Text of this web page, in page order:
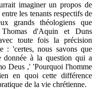
imaginer un propos de
les tenants respectifs de
grands théologiens que
d'Aquin et Duns
toute fois la précision
: 'certes, nous savons que
donnée à la question qui a
Deus ,' 'Pourquoi l'homme
en quoi cette différence
de la vie chrétienne.